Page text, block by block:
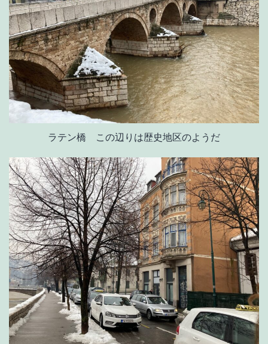
ラテン橋 この辺りは歴史地区のようだ